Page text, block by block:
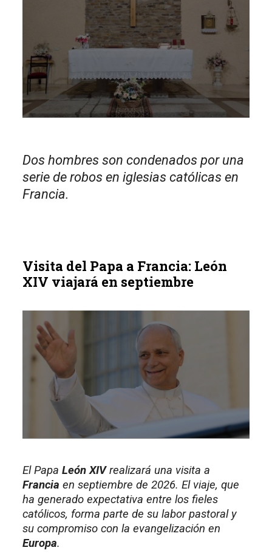
Dos hombres son condenados por una
serie de robos en iglesias católicas en
Francia.
Visita del Papa a Francia: León
XIV viajará en septiembre
El Papa León XIVrealizará una visita a
Francia en septiembre de 2026. El viaje, que
ha generado expectativa entre los fieles
católicos, forma parte de su labor pastoral y
su compromiso con la evangelización en
Europa.